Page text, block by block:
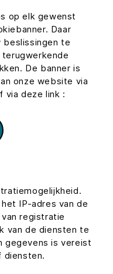
op elk gewenst
Daar
beslissingen te
De banner is
onze website via
via deze link :
IP-adres van de
registratie
van de diensten te
gegevens is vereist
diensten.